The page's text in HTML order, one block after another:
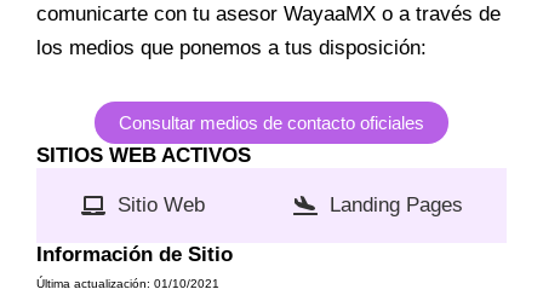
comunicarte con tu asesor WayaaMX o a través de
los medios que ponemos a tus disposición:
Consultar medios de contacto oficiales
SITIOS WEB ACTIVOS
Sitio Web Landing Pages
Información de Sitio
Última actualización: 01/10/2021